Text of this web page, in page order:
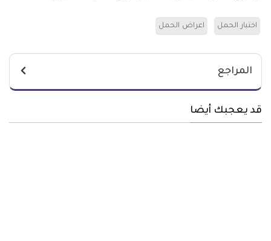
اختبار الحمل اعراض الحمل
المراجع
قد يعجبك أيضا